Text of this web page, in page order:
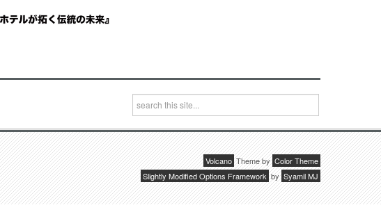
VolcanoTheme byColor Theme
Slightly Modified Options FrameworkbySyamil MJ